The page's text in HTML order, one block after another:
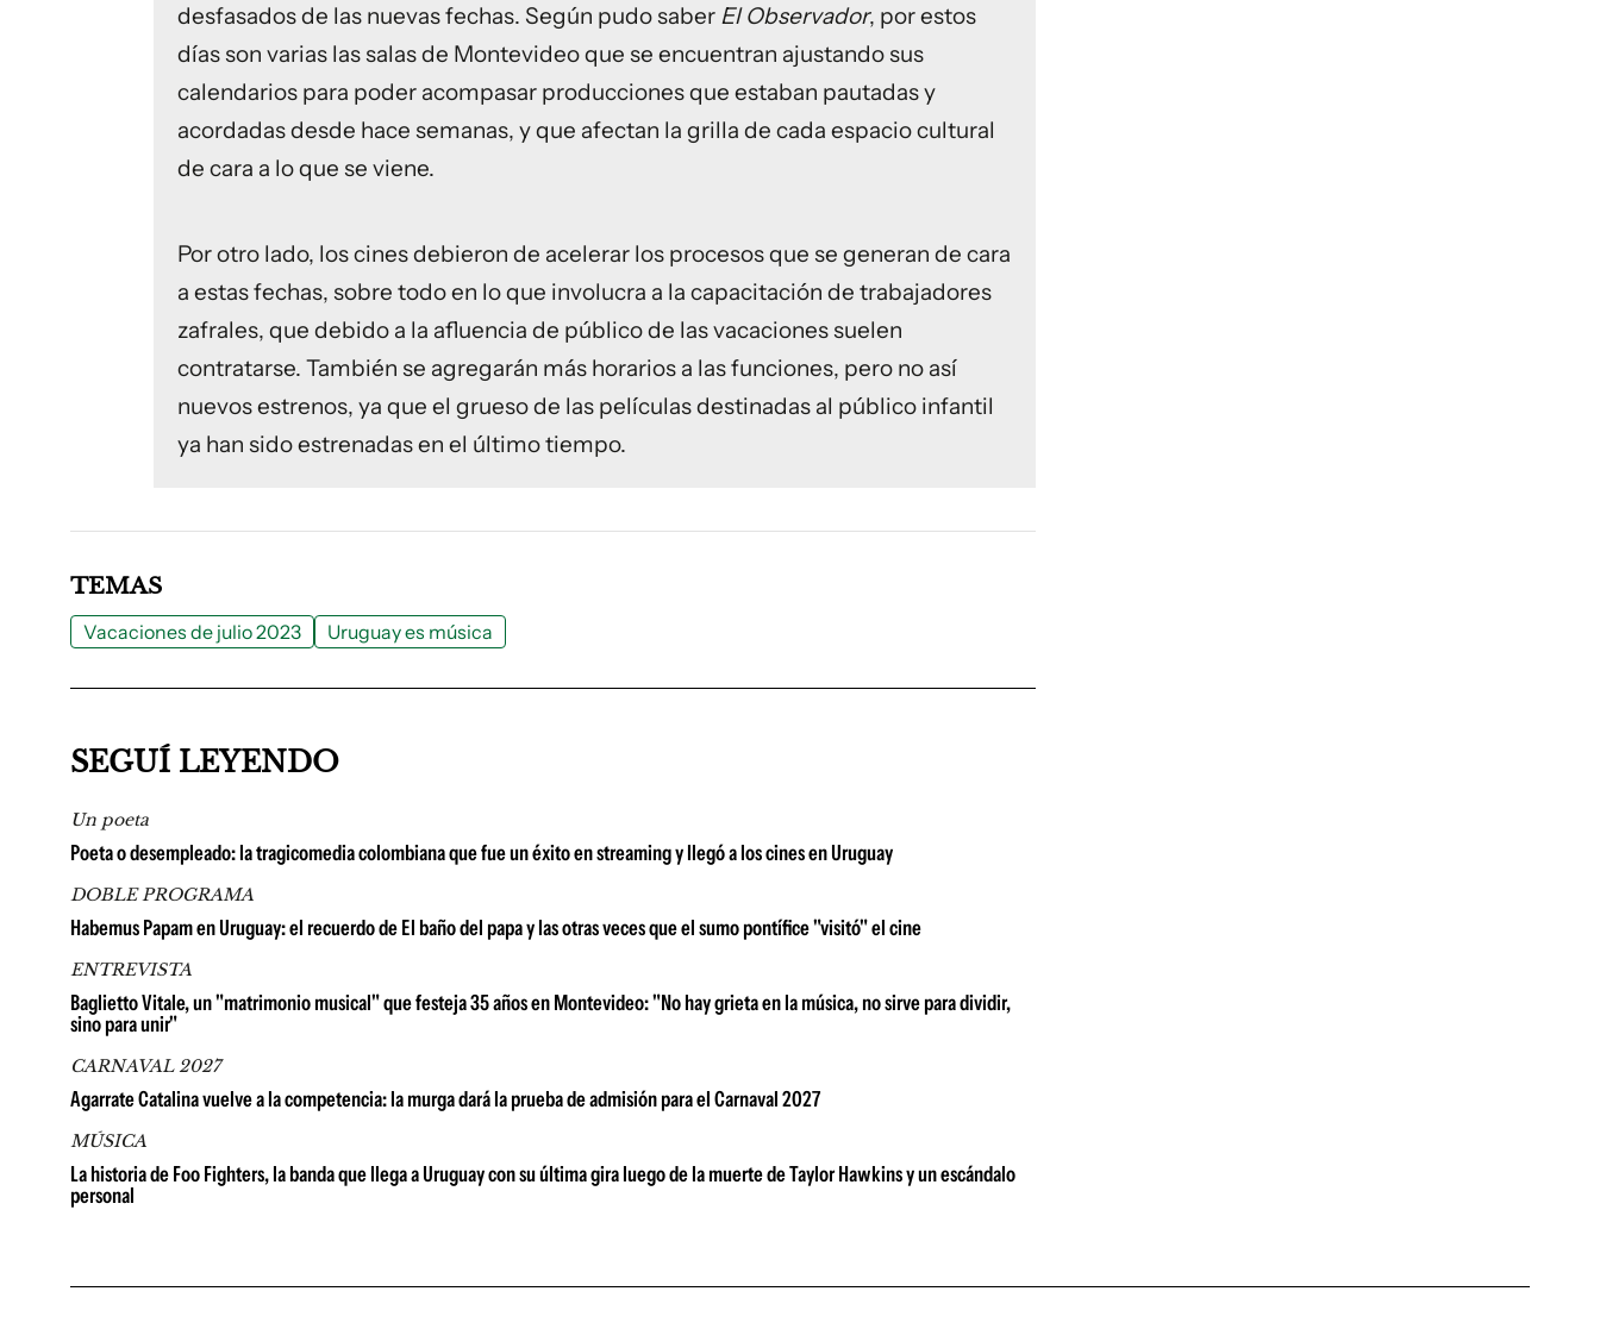
desfasados de las nuevas fechas. Según pudo saber El Observador, por estos
días son varias las salas de Montevideo que se encuentran ajustando sus
calendarios para poder acompasar producciones que estaban pautadas y
acordadas desde hace semanas, y que afectan la grilla de cada espacio cultural
de cara a lo que se viene.
Por otro lado, los cines debieron de acelerar los procesos que se generan de cara
a estas fechas, sobre todo en lo que involucra a la capacitación de trabajadores
zafrales, que debido a la afluencia de público de las vacaciones suelen
contratarse. También se agregarán más horarios a las funciones, pero no así
nuevos estrenos, ya que el grueso de las películas destinadas al público infantil
ya han sido estrenadas en el último tiempo.
TEMAS
Vacaciones de julio 2023 Uruguay es música
SEGUÍ LEYENDO
Un poeta
Poeta o desempleado: la tragicomedia colombiana que fue un éxito en streaming y llegó a los cines en Uruguay
DOBLE PROGRAMA
Habemus Papam en Uruguay: el recuerdo de El baño del papa y las otras veces que el sumo pontífice "visitó" el cine
ENTREVISTA
Baglietto Vitale, un "matrimonio musical" que festeja 35 años en Montevideo: "No hay grieta en la música, no sirve para dividir,
sino para unir"
CARNAVAL 2027
Agarrate Catalina vuelve a la competencia: la murga dará la prueba de admisión para el Carnaval 2027
MÚSICA
La historia de Foo Fighters, la banda que llega a Uruguay con su última gira luego de la muerte de Taylor Hawkins y un escándalo
personal